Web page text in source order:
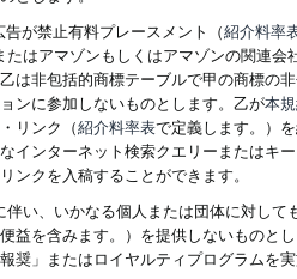
が禁止有料プレースメント（紹介料率
たはアマゾンもしくはアマゾンの関連
は非包括的商標テーブルで甲の商標の
ンに参加しないものとします。乙が本
リンク（紹介料率表で定義します。）
インターネット検索クエリーまたはキ
ンクを入稿することができます。
い、いかなる個人または団体に対し
益を含みます。）を提供しないものと
奨」またはロイヤルティプログラムを